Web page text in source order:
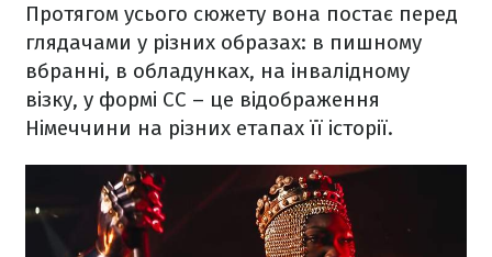
Протягом усього сюжету вона постає перед
глядачами у різних образах: в пишному
вбранні, в обладунках, на інвалідному
візку, у формі СС – це відображення
Німеччини на різних етапах її історії.